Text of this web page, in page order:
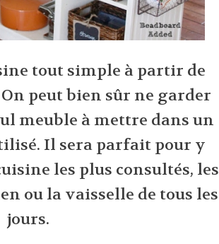
tout simple à partir de
peut bien sûr ne garder
meuble à mettre dans un
Il sera parfait pour y
les plus consultés, les
ou la vaisselle de tous les
jours.